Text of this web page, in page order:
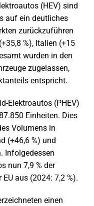
(HEV) sind
auf ein deutliches
zurückzuführen
%), Italien (+15
wurden in den
zugelassen,
entspricht.
Elektroautos (PHEV)
Einheiten. Dies
Volumens in
(+46,6 %) und
Infolgedessen
nun 7,9 % der
aus (2024: 7,2 %).
einen